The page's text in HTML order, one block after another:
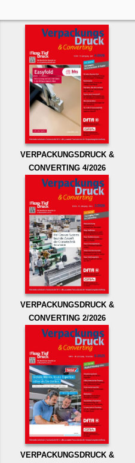
VERPACKUNGSDRUCK &
CONVERTING 4/2026
VERPACKUNGSDRUCK &
CONVERTING 2/2026
VERPACKUNGSDRUCK &